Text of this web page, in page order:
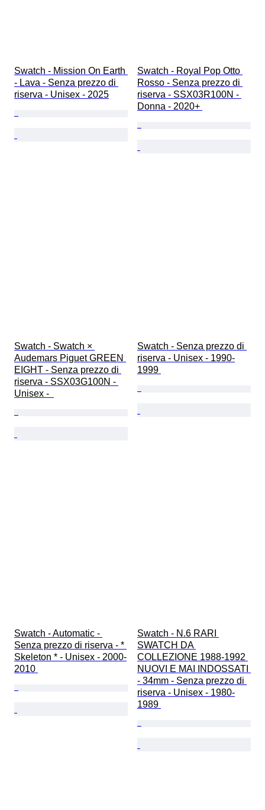
Swatch - Mission On Earth
- Lava - Senza prezzo di
riserva - Unisex - 2025
Swatch - Royal Pop Otto
Rosso - Senza prezzo di
riserva - SSX03R100N -
Donna - 2020+
Swatch - Swatch ×
Audemars Piguet GREEN
EIGHT - Senza prezzo di
riserva - SSX03G100N -
Unisex -
Swatch - Senza prezzo di
riserva - Unisex - 1990-
1999
Swatch - Automatic -
Senza prezzo di riserva - *
Skeleton * - Unisex - 2000-
2010
Swatch - N.6 RARI
SWATCH DA
COLLEZIONE 1988-1992
NUOVI E MAI INDOSSATI
- 34mm - Senza prezzo di
riserva - Unisex - 1980-
1989